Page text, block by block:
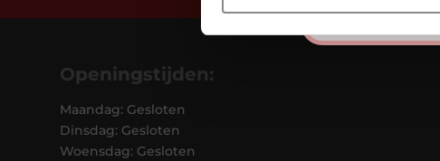
Openingstijden:
Maandag: Gesloten
Dinsdag: Gesloten
Woensdag: Gesloten